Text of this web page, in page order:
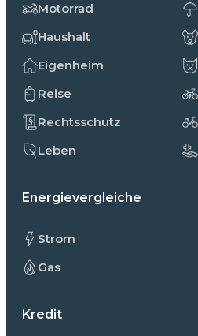
Motorrad
Haushalt
Eigenheim
Reise
Rechtsschutz
Leben
Energievergleiche
Strom
Gas
Kredit